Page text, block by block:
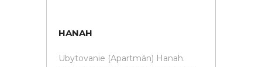
HANAH
Ubytovanie (Apartmán) Hanah.